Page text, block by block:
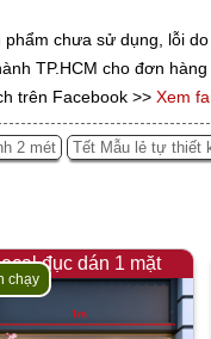
phẩm chưa sử dụng, lỗi
TP.HCM cho đơn
trên Facebook >> Xem
2 mét Tết Mẫu lẻ tự thiết
đục dán 1 mặt
chạy